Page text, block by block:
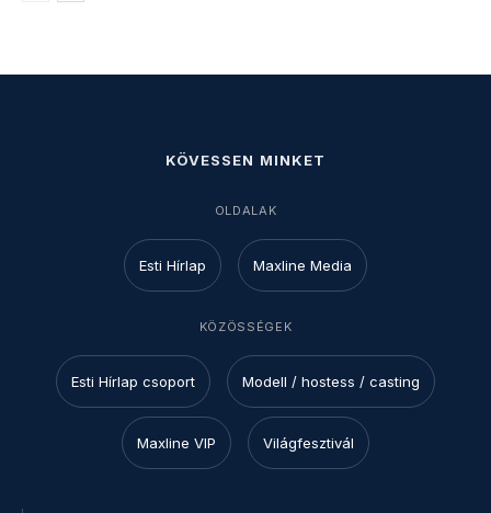
KÖVESSEN MINKET
OLDALAK
Esti Hírlap Maxline Media
KÖZÖSSÉGEK
Esti Hírlap csoport Modell / hostess / casting
Maxline VIP Világfesztivál